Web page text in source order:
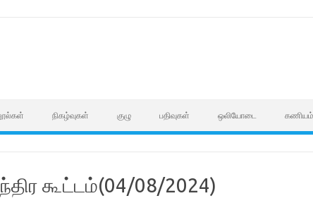
நிகழ்வுகள் குழு பதிவுகள் ஒலியோடை
கூட்டம்(04/08/2024)